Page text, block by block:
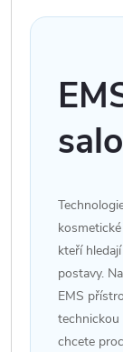
kteří
postavy.
EMS
chcete